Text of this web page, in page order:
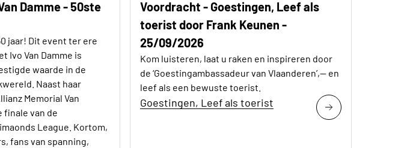
Damme - 50ste
jaar! Dit event ter ere
Ivo Van Damme is
waarde in de
Naast haar
Memorial Van
finale van de
League. Kortom,
fans van spanning,
Voordracht - Goestingen, Leef als
toerist door Frank Keunen -
25/09/2026
Kom luisteren, laat u raken en inspireren door
de ‘Goestingambassadeur van Vlaanderen’,— en
leef als een bewuste toerist.
Goestingen, Leef als toerist